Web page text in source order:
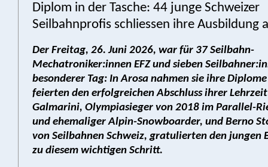
Diplom in der Tasche: 44 junge Schweizer
Seilbahnprofis schliessen ihre Ausbildung
Der Freitag, 26. Juni 2026, war für 37 Seilbahn-
Mechatroniker:innen EFZ und sieben
besonderer Tag: In Arosa nahmen sie ihre
feierten den erfolgreichen Abschluss ihrer
Galmarini, Olympiasieger von 2018 im Parallel-
und ehemaliger Alpin-Snowboarder, und Berno
von Seilbahnen Schweiz, gratulierten den jungen
zu diesem wichtigen Schritt.